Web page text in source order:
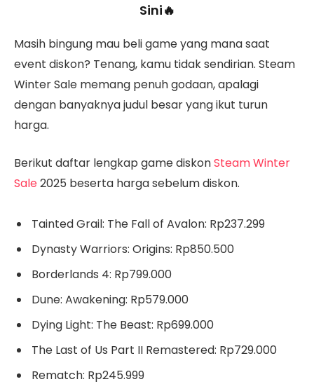
Sini🔥
Masih bingung mau beli game yang mana saat
event diskon? Tenang, kamu tidak sendirian. Steam
Winter Sale memang penuh godaan, apalagi
dengan banyaknya judul besar yang ikut turun
harga.
Berikut daftar lengkap game diskonSteam Winter
Sale2025 beserta harga sebelum diskon.
Tainted Grail: The Fall of Avalon: Rp237.299
Dynasty Warriors: Origins: Rp850.500
Borderlands 4: Rp799.000
Dune: Awakening: Rp579.000
Dying Light: The Beast: Rp699.000
The Last of Us Part II Remastered: Rp729.000
Rematch: Rp245.999